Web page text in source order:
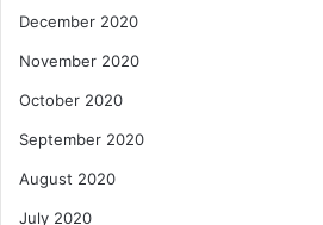
December 2020
November 2020
October 2020
September 2020
August 2020
July 2020